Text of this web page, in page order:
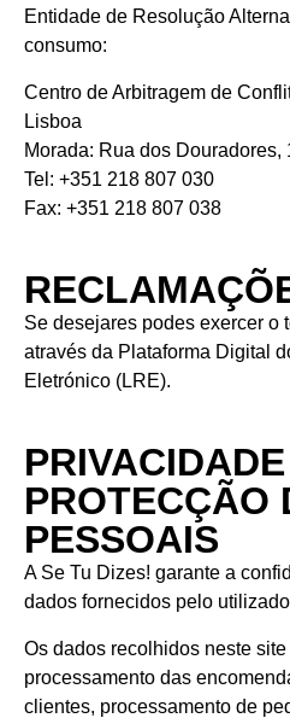
Entidade de Resolução
consumo:
Centro de Arbitragem de
Lisboa
Morada: Rua dos Douradores,
Tel: +351 218 807 030
Fax: +351 218 807 038
Se desejares podes exercer o
através da Plataforma Digital
Eletrónico (LRE).
PROTECÇÃO
PESSOAIS
A Se Tu Dizes! garante a
dados fornecidos pelo
Os dados recolhidos neste
processamento das
clientes, processamento de